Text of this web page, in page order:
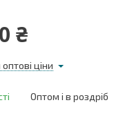
₴
ціни
Оптом і в роздріб